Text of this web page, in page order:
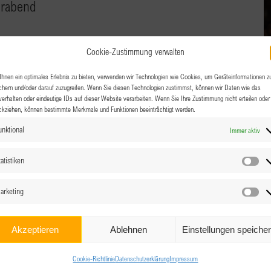
Cookie-Zustimmung verwalten
ein optimales Erlebnis zu bieten, verwenden wir Technologien wie Cookies, um Geräteinformationen
und/oder darauf zuzugreifen. Wenn Sie diesen Technologien zustimmst, können wir Daten wie das
oder eindeutige IDs auf dieser Website verarbeiten. Wenn Sie Ihre Zustimmung nicht erteilen oder
können bestimmte Merkmale und Funktionen beeinträchtigt werden.
Immer aktiv
Akzeptieren Ablehnen Einstellungen
Cookie-RichtlinieDatenschutzerklärungImpressum
Salzburg Airport
Sommerabend mit Aussicht — zumindest wenn das
herzlich zu einem entspannten BPW-Get-together am